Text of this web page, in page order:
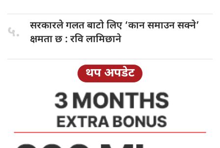
५. सरकारले गलतबाटो लिए ‘कान समाउन सक्ने’
क्षमता छ : रवि लामिछाने
थप अपडेट